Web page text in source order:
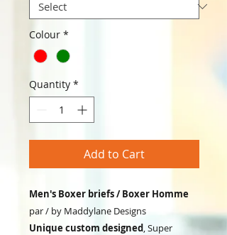
Colour *
Quantity *
Add to Cart
Men's Boxer briefs / Boxer Homme
par / by Maddylane Designs
Unique custom designed , Super